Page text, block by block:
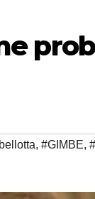
, #GIMBE,